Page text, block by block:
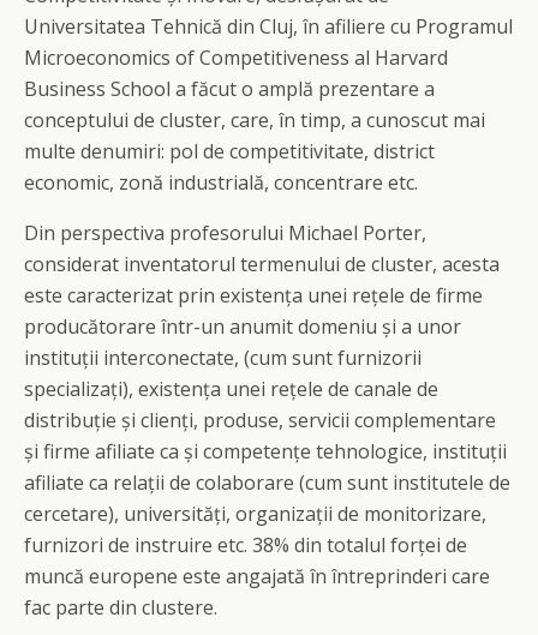
Universitatea Tehnică din Cluj, în afiliere cu Programul
Microeconomics of Competitiveness al Harvard
Business School a făcut o amplă prezentare a
conceptului de cluster, care, în timp, a cunoscut mai
multe denumiri: pol de competitivitate, district
economic, zonă industrială, concentrare etc.
Din perspectiva profesorului Michael Porter,
considerat inventatorul termenului de cluster, acesta
este caracterizat prin existența unei rețele de firme
producătorare într-un anumit domeniu și a unor
instituții interconectate, (cum sunt furnizorii
specializați), existența unei rețele de canale de
distribuție și clienți, produse, servicii complementare
și firme afiliate ca și competențe tehnologice, instituții
afiliate ca relații de colaborare (cum sunt institutele de
cercetare), universități, organizații de monitorizare,
furnizori de instruire etc. 38% din totalul forței de
muncă europene este angajată în întreprinderi care
fac parte din clustere.